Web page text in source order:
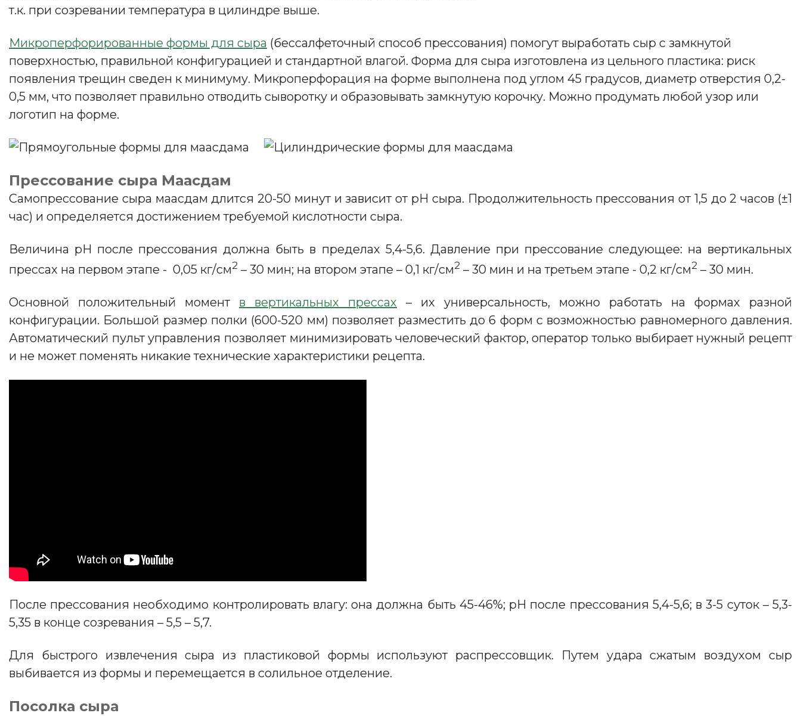
т.к. при созревании температура в цилиндре выше.
Микроперфорированные формы для сыра (бессалфеточный способ прессования) помогут выработать сыр с замкнутой
поверхностью, правильной конфигурацией и стандартной влагой. Форма для сыра изготовлена из цельного пластика: риск
появления трещин сведен к минимуму. Микроперфорация на форме выполнена под углом 45 градусов, диаметр отверстия 0,2-
0,5 мм, что позволяет правильно отводить сыворотку и образовывать замкнутую корочку. Можно продумать любой узор или
логотип на форме.
Прессование сыра Маасдам
Самопрессование сыра маасдам длится 20-50 минут и зависит от рН сыра. Продолжительность прессования от 1,5 до 2 часов (±1
час) и определяется достижением требуемой кислотности сыра.
Величина рН после прессования должна быть в пределах 5,4-5,6. Давление при прессование следующее: на вертикальных
прессах на первом этапе - 0,05 кг/см2 – 30 мин; на втором этапе – 0,1 кг/см2 – 30 мин и на третьем этапе - 0,2 кг/см2 – 30 мин.
Основной положительный момент в вертикальных прессах – их универсальность, можно работать на формах разной
конфигурации. Большой размер полки (600-520 мм) позволяет разместить до 6 форм с возможностью равномерного давления.
Автоматический пульт управления позволяет минимизировать человеческий фактор, оператор только выбирает нужный рецепт
и не может поменять никакие технические характеристики рецепта.
После прессования необходимо контролировать влагу: она должна быть 45-46%; рН после прессования 5,4-5,6; в 3-5 суток – 5,3-
5,35 в конце созревания – 5,5 – 5,7.
Для быстрого извлечения сыра из пластиковой формы используют распрессовщик. Путем удара сжатым воздухом сыр
выбивается из формы и перемещается в солильное отделение.
Посолка сыра